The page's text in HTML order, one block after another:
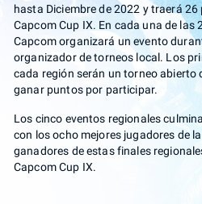
hasta Diciembre de 2022 y traerá
Capcom Cup IX. En cada una de las
Capcom organizará un evento
organizador de torneos local. Los
cada región serán un torneo abierto
ganar puntos por participar.
Los cinco eventos regionales
con los ocho mejores jugadores de
ganadores de estas finales
Capcom Cup IX.